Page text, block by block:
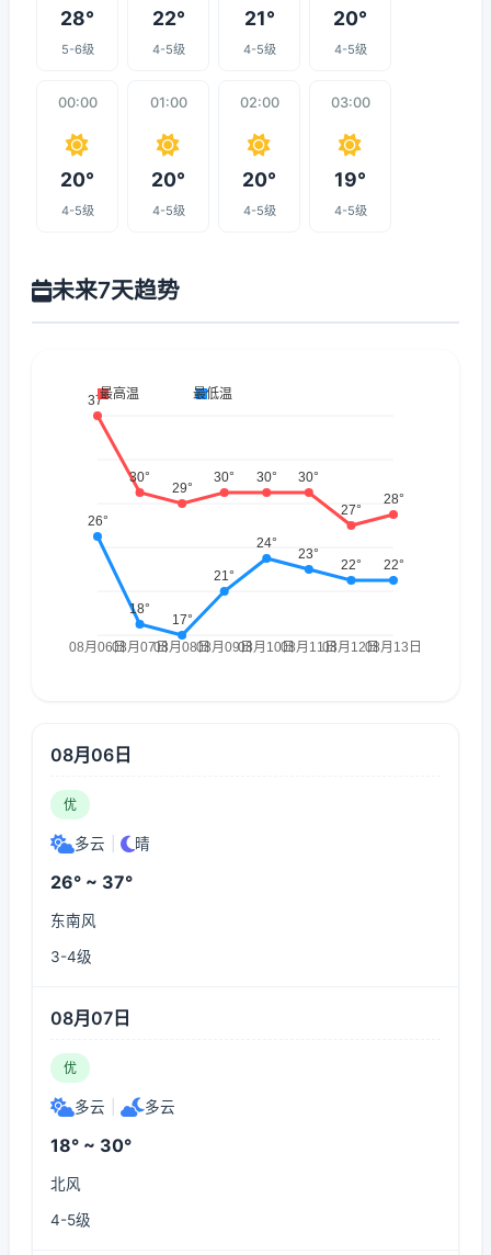
28°
5-6级
22°
4-5级
21°
4-5级
20°
4-5级
00:00
20°
4-5级
01:00
20°
4-5级
02:00
20°
4-5级
03:00
19°
4-5级
未来7天趋势
08月06日
优
多云 晴
26° ~ 37°
东南风
3-4级
08月07日
优
多云 多云
18° ~ 30°
北风
4-5级